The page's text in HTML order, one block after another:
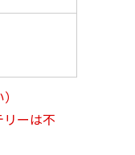
ーは不